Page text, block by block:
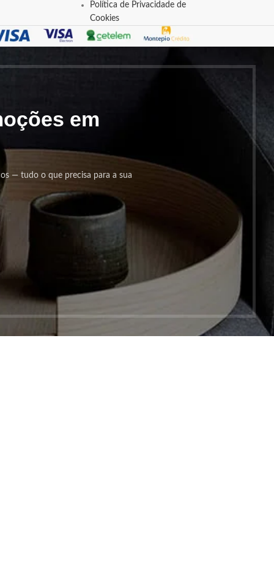
Política de Privacidade de
Cookies
em
— tudo o que precisa para a sua